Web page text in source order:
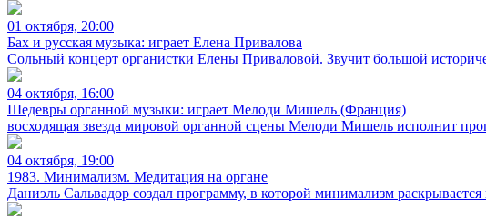
01 октября, 20:00
Бах и русская музыка: играет Елена Привалова
Сольный концерт органистки Елены Приваловой. Звучит большой
04 октября, 16:00
Шедевры органной музыки: играет Мелоди Мишель (Франция)
восходящая звезда мировой органной сцены Мелоди Мишель исполнит
04 октября, 19:00
1983. Минимализм. Медитация на органе
Даниэль Сальвадор создал программу, в которой минимализм